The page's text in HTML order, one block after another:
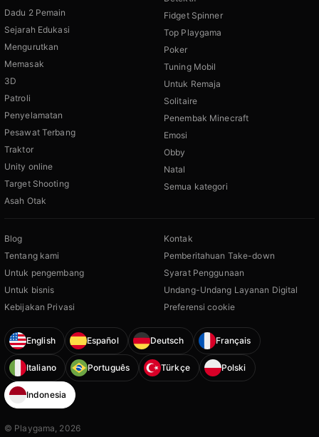
Dadu 2 Pemain
Sejarah Edukasi
Mengurutkan
Memasak
3D
Patroli
Penyelamatan
Pesawat Terbang
Traktor
Unity online
Target Shooting
Asah Otak
Fidget Spinner
Top Playgama
Poker
Tuning Mobil
Untuk Remaja
Solitaire
Penembak Minecraft
Emosi
Obby
Natal
Semua kategori
Blog
Tentang kami
Untuk pengembang
Untuk bisnis
Kebijakan Privasi
Kontak
Pemberitahuan Take-down
Syarat Penggunaan
Undang-Undang Layanan Digital
Preferensi cookie
English Español Deutsch Français
Italiano Português Türkçe Polski
Indonesia
© Playgama, 2026